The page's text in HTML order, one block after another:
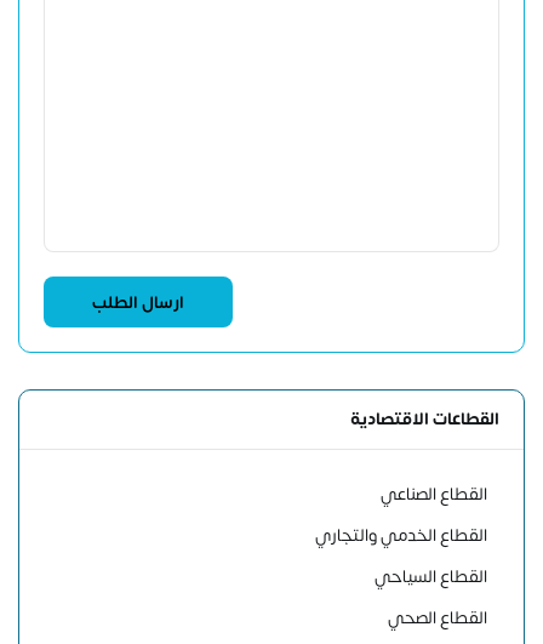
القطاعات الاقتصادية
القطاع الصناعي
القطاع الخدمي والتجاري
القطاع السياحي
القطاع الصحي